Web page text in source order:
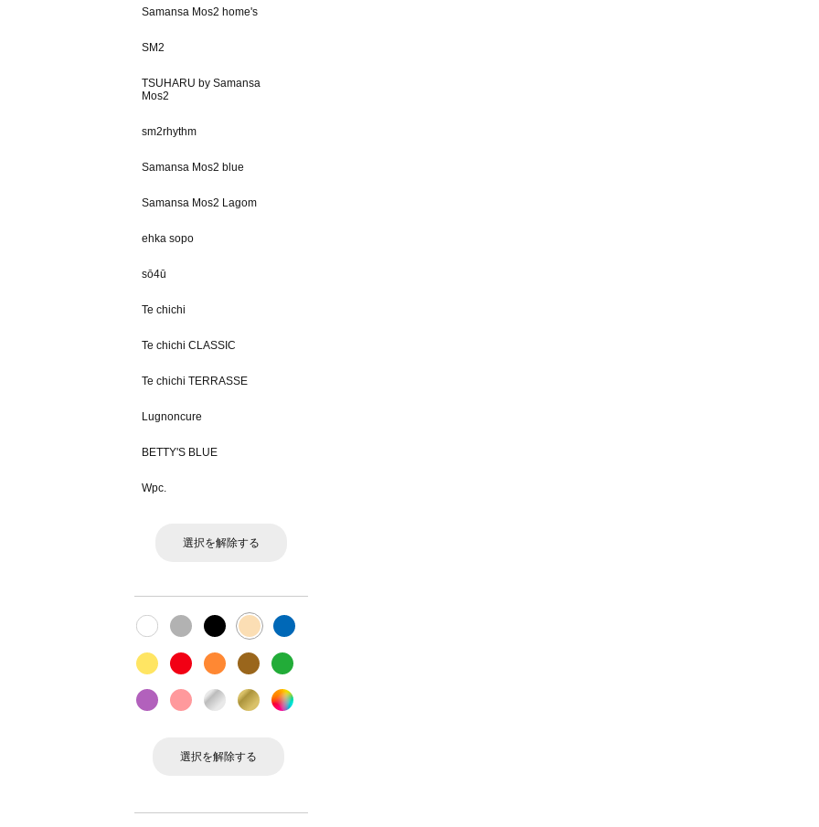
Samansa Mos2 home's
SM2
TSUHARU by Samansa
Mos2
sm2rhythm
Samansa Mos2 blue
Samansa Mos2 Lagom
ehka sopo
sō4ū
Te chichi
Te chichi CLASSIC
Te chichi TERRASSE
Lugnoncure
BETTY'S BLUE
Wpc.
選択を解除する
選択を解除する